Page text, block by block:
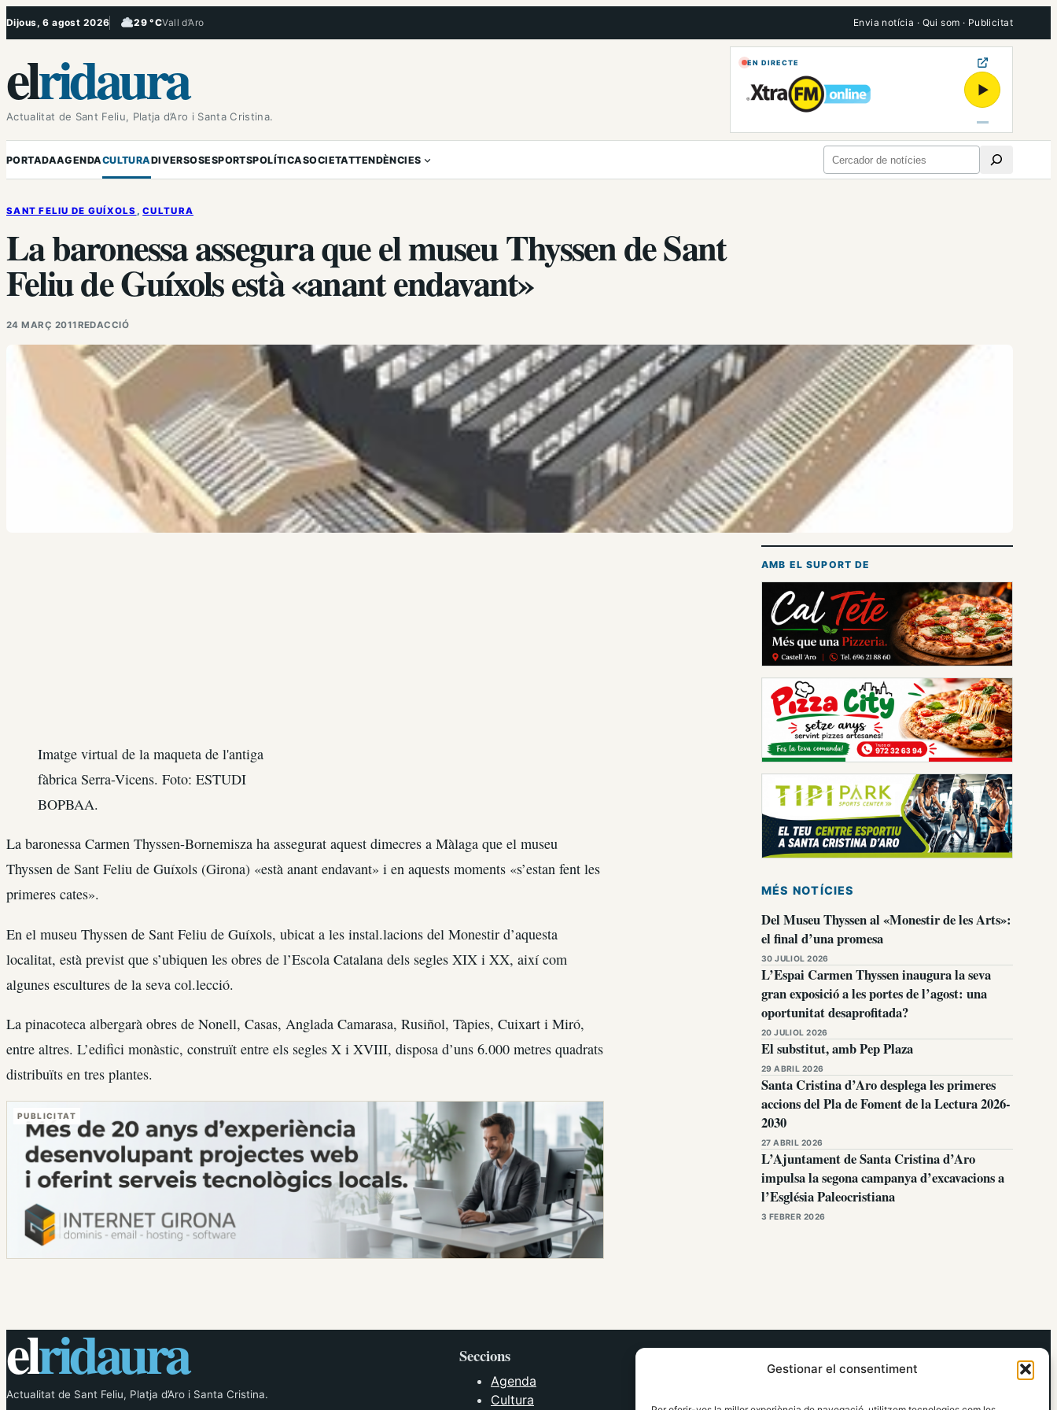
Gestionar el consentiment
Vés
Dijous, 6 agost 2026 29 °CVall d’Aro
, Ennuvolat Envia notícia · Qui som · Publicitat
elridaura
Actualitat de Sant Feliu, Platja d’Aro i Santa Cristina.
EN DIRECTE
▶
PORTADAAGENDACULTURADIVERSOSESPORTSPOLÍTICASOCIETATTENDÈNCIES Cerca
SANT FELIU DE GUÍXOLS , CULTURA
La baronessa assegura que el museu Thyssen de Sant
Feliu de Guíxols està «anant endavant»
24 MARÇ 2011REDACCIÓ
Imatge virtual de la maqueta de l'antiga
fàbrica Serra-Vicens. Foto: ESTUDI
BOPBAA.
La baronessa Carmen Thyssen-Bornemisza ha assegurat aquest dimecres a Màlaga que el museu
Thyssen de Sant Feliu de Guíxols (Girona) «està anant endavant» i en aquests moments «s’estan fent les
primeres cates».
En el museu Thyssen de Sant Feliu de Guíxols, ubicat a les instal.lacions del Monestir d’aquesta
localitat, està previst que s’ubiquen les obres de l’Escola Catalana dels segles XIX i XX, així com
algunes escultures de la seva col.lecció.
La pinacoteca albergarà obres de Nonell, Casas, Anglada Camarasa, Rusiñol, Tàpies, Cuixart i Miró,
entre altres. L’edifici monàstic, construït entre els segles X i XVIII, disposa d’uns 6.000 metres quadrats
distribuïts en tres plantes.
PUBLICITAT
AMB EL SUPORT DE
MÉS NOTÍCIES
Del Museu Thyssen al «Monestir de les Arts»:
el final d’una promesa
30 JULIOL 2026
L’Espai Carmen Thyssen inaugura la seva
gran exposició a les portes de l’agost: una
oportunitat desaprofitada?
20 JULIOL 2026
El substitut, amb Pep Plaza
29 ABRIL 2026
Santa Cristina d’Aro desplega les primeres
accions del Pla de Foment de la Lectura 2026-
2030
27 ABRIL 2026
L’Ajuntament de Santa Cristina d’Aro
impulsa la segona campanya d’excavacions a
l’Església Paleocristiana
3 FEBRER 2026
elridaura
Actualitat de Sant Feliu, Platja d’Aro i Santa Cristina.
Seccions
Agenda
Cultura